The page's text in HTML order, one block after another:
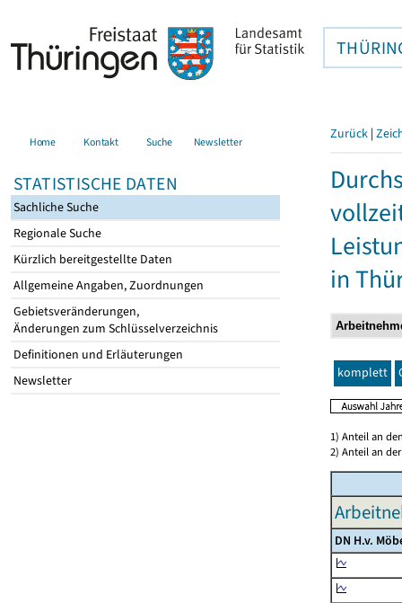
Home Kontakt Suche Newsletter
STATISTISCHE DATEN
Sachliche Suche
Regionale Suche
Kürzlich bereitgestellte Daten
Allgemeine Angaben, Zuordnungen
Gebietsveränderungen,
Änderungen zum Schlüsselverzeichnis
Definitionen und Erläuterungen
Newsletter
Zurück |
in
komplett
1) Anteil an
2) Anteil an
DN H.v.